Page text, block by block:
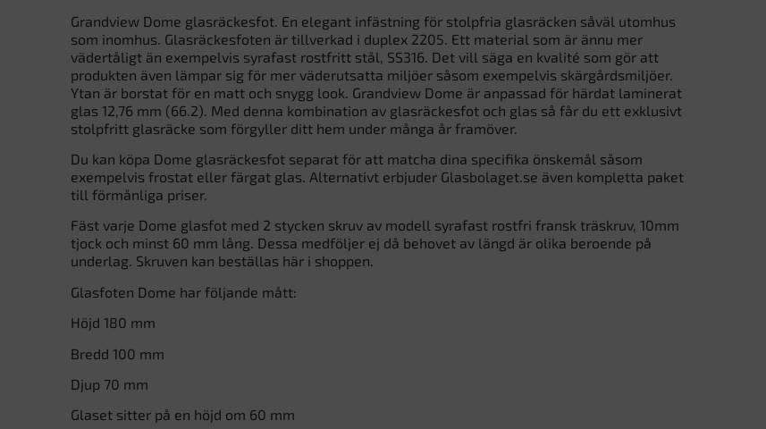
Grandview Dome glasräckesfot. En elegant infästning för stolpfria glasräcken såväl utomhus
som inomhus. Glasräckesfoten är tillverkad i duplex 2205. Ett material som är ännu mer
vädertåligt än exempelvis syrafast rostfritt stål, SS316. Det vill säga en kvalité som gör att
produkten även lämpar sig för mer väderutsatta miljöer såsom exempelvis skärgårdsmiljöer.
Ytan är borstat för en matt och snygg look. Grandview Dome är anpassad för härdat laminerat
glas 12,76 mm (66.2). Med denna kombination av glasräckesfot och glas så får du ett exklusivt
stolpfritt glasräcke som förgyller ditt hem under många år framöver.
Du kan köpa Dome glasräckesfot separat för att matcha dina specifika önskemål såsom
exempelvis frostat eller färgat glas. Alternativt erbjuder Glasbolaget.se även kompletta paket
till förmånliga priser.
Fäst varje Dome glasfot med 2 stycken skruv av modell syrafast rostfri fransk träskruv, 10mm
tjock och minst 60 mm lång. Dessa medföljer ej då behovet av längd är olika beroende på
underlag. Skruven kan beställas här i shoppen.
Glasfoten Dome har följande mått:
Höjd 180 mm
Bredd 100 mm
Djup 70 mm
Glaset sitter på en höjd om 60 mm